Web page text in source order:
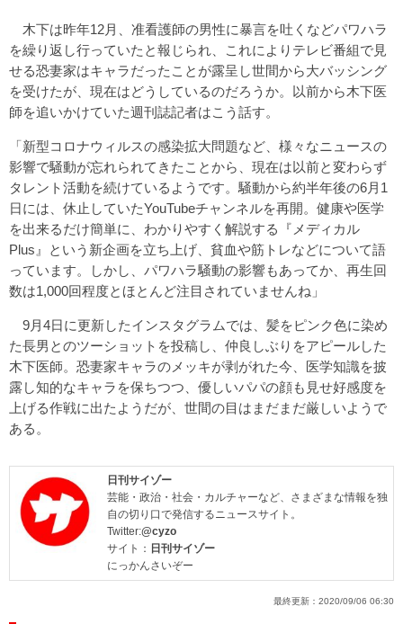
木下は昨年12月、准看護師の男性に暴言を吐くなどパワハラ
を繰り返し行っていたと報じられ、これによりテレビ番組で見
せる恐妻家はキャラだったことが露呈し世間から大バッシング
を受けたが、現在はどうしているのだろうか。以前から木下医
師を追いかけていた週刊誌記者はこう話す。
「新型コロナウィルスの感染拡大問題など、様々なニュースの
影響で騒動が忘れられてきたことから、現在は以前と変わらず
タレント活動を続けているようです。騒動から約半年後の6月1
日には、休止していたYouTubeチャンネルを再開。健康や医学
を出来るだけ簡単に、わかりやすく解説する『メディカル
Plus』という新企画を立ち上げ、貧血や筋トレなどについて語
っています。しかし、パワハラ騒動の影響もあってか、再生回
数は1,000回程度とほとんど注目されていませんね」
9月4日に更新したインスタグラムでは、髪をピンク色に染め
た長男とのツーショットを投稿し、仲良しぶりをアピールした
木下医師。恐妻家キャラのメッキが剥がれた今、医学知識を披
露し知的なキャラを保ちつつ、優しいパパの顔も見せ好感度を
上げる作戦に出たようだが、世間の目はまだまだ厳しいようで
ある。
日刊サイゾー
芸能・政治・社会・カルチャーなど、さまざまな情報を独
自の切り口で発信するニュースサイト。
Twitter:@cyzo
サイト： 日刊サイゾー
にっかんさいぞー
最終更新： 2020/09/06 06:30